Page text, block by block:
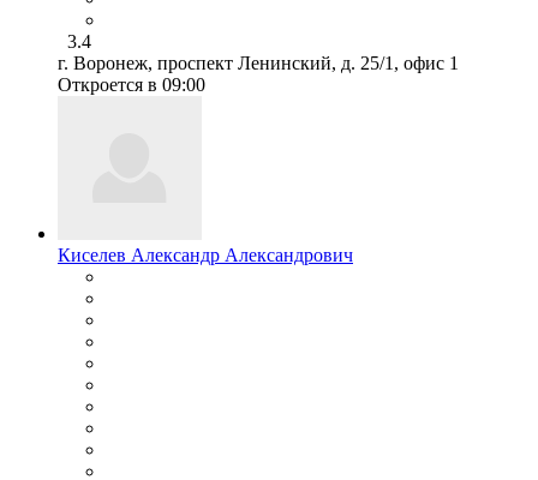
3.4
г. Воронеж, проспект Ленинский, д. 25/1, офис 1
Откроется в 09:00
Киселев Александр Александрович